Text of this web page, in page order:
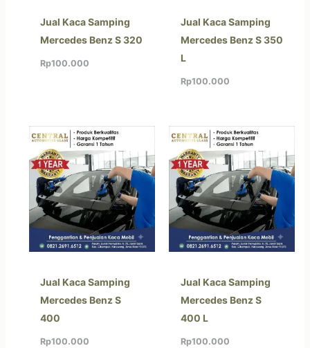
Jual Kaca Samping
Mercedes Benz S 320
Rp100.000
Jual Kaca Samping
Mercedes Benz S 350
L
Rp100.000
Jual Kaca Samping
Mercedes Benz S
400
Rp100.000
Jual Kaca Samping
Mercedes Benz S
400 L
Rp100.000